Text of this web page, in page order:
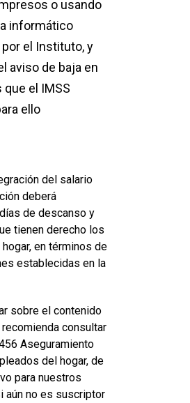
o usando
informático
el Instituto, y
aviso de baja en
el IMSS
ello
del salario
deberá
de descanso y
tienen derecho los
en términos de
establecidas en la
sobre el contenido
consultar
Aseguramiento
del hogar, de
para nuestros
aún no es suscriptor